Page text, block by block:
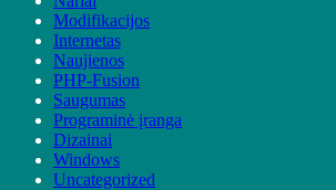
Modifikacijos
Internetas
Naujienos
PHP-Fusion
Saugumas
Programinė įranga
Dizainai
Windows
Uncategorized